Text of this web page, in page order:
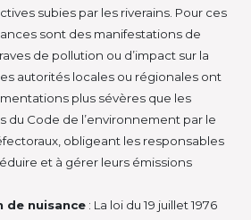
subies par les riverains. Pour ces
sont des manifestations de
de pollution ou d’impact sur la
autorités locales ou régionales ont
plus sévères que les
du Code de l’environnement par le
obligeant les responsables
et à gérer leurs émissions
de nuisance : La loi du 19 juillet 1976